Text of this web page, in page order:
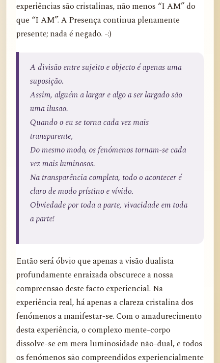
experiências são cristalinas, não menos “I AM” do
que “I AM”. A Presença continua plenamente
presente; nada é negado. -:)
A divisão entre sujeito e objecto é apenas uma
suposição.
Assim, alguém a largar e algo a ser largado são
uma ilusão.
Quando o eu se torna cada vez mais
transparente,
Do mesmo modo, os fenómenos tornam-se cada
vez mais luminosos.
Na transparência completa, todo o acontecer é
claro de modo prístino e vívido.
Obviedade por toda a parte, vivacidade em toda
a parte!
Então será óbvio que apenas a visão dualista
profundamente enraizada obscurece a nossa
compreensão deste facto experiencial. Na
experiência real, há apenas a clareza cristalina dos
fenómenos a manifestar-se. Com o amadurecimento
desta experiência, o complexo mente-corpo
dissolve-se em mera luminosidade não-dual, e todos
os fenómenos são compreendidos experiencialmente